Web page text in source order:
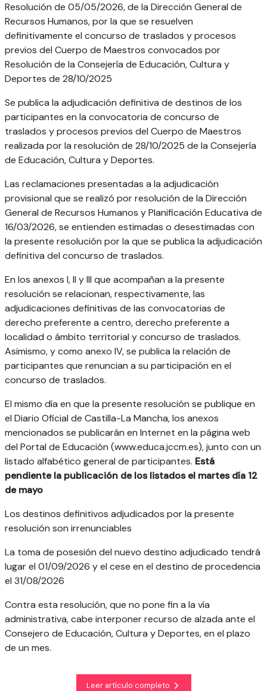
Resolución de 05/05/2026, de la Dirección General de
Recursos Humanos, por la que se resuelven
definitivamente el concurso de traslados y procesos
previos del Cuerpo de Maestros convocados por
Resolución de la Consejería de Educación, Cultura y
Deportes de 28/10/2025
Se publica la adjudicación definitiva de destinos de los
participantes en la convocatoria de concurso de
traslados y procesos previos del Cuerpo de Maestros
realizada por la resolución de 28/10/2025 de la Consejería
de Educación, Cultura y Deportes.
Las reclamaciones presentadas a la adjudicación
provisional que se realizó por resolución de la Dirección
General de Recursos Humanos y Planificación Educativa de
16/03/2026, se entienden estimadas o desestimadas con
la presente resolución por la que se publica la adjudicación
definitiva del concurso de traslados.
En los anexos I, II y III que acompañan a la presente
resolución se relacionan, respectivamente, las
adjudicaciones definitivas de las convocatorias de
derecho preferente a centro, derecho preferente a
localidad o ámbito territorial y concurso de traslados.
Asimismo, y como anexo IV, se publica la relación de
participantes que renuncian a su participación en el
concurso de traslados.
El mismo día en que la presente resolución se publique en
el Diario Oficial de Castilla-La Mancha, los anexos
mencionados se publicarán en Internet en la página web
del Portal de Educación (www.educa.jccm.es), junto con un
listado alfabético general de participantes. Está
pendiente la publicación de los listados el martes día 12
de mayo
Los destinos definitivos adjudicados por la presente
resolución son irrenunciables
La toma de posesión del nuevo destino adjudicado tendrá
lugar el 01/09/2026 y el cese en el destino de procedencia
el 31/08/2026
Contra esta resolución, que no pone fin a la vía
administrativa, cabe interponer recurso de alzada ante el
Consejero de Educación, Cultura y Deportes, en el plazo
de un mes.
Leer artículo completo